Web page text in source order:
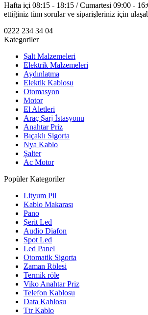
Hafta içi 08:15 - 18:15 / Cumartesi 09:00 -
ettiğiniz tüm sorular ve siparişleriniz için
0222 234 34 04
Kategoriler
Şalt Malzemeleri
Elektrik Malzemeleri
Aydınlatma
Elektik Kablosu
Otomasyon
Motor
El Aletleri
Araç Şarj İstasyonu
Anahtar Priz
Bıçaklı Sigorta
Nya Kablo
Şalter
Ac Motor
Popüler Kategoriler
Lityum Pil
Kablo Makarası
Pano
Şerit Led
Audio Diafon
Spot Led
Led Panel
Otomatik Sigorta
Zaman Rölesi
Termik röle
Viko Anahtar Priz
Telefon Kablosu
Data Kablosu
Ttr Kablo